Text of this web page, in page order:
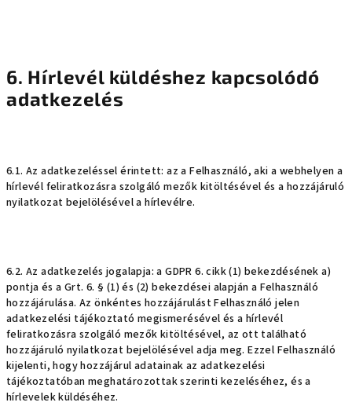
6. Hírlevél küldéshez kapcsolódó
adatkezelés
6.1. Az adatkezeléssel érintett: az a Felhasználó, aki a webhelyen a
hírlevél feliratkozásra szolgáló mezők kitöltésével és a hozzájáruló
nyilatkozat bejelölésével a hírlevélre.
6.2. Az adatkezelés jogalapja: a GDPR 6. cikk (1) bekezdésének a)
pontja és a Grt. 6. § (1) és (2) bekezdései alapján a Felhasználó
hozzájárulása. Az önkéntes hozzájárulást Felhasználó jelen
adatkezelési tájékoztató megismerésével és a hírlevél
feliratkozásra szolgáló mezők kitöltésével, az ott található
hozzájáruló nyilatkozat bejelölésével adja meg. Ezzel Felhasználó
kijelenti, hogy hozzájárul adatainak az adatkezelési
tájékoztatóban meghatározottak szerinti kezeléséhez, és a
hírlevelek küldéséhez.